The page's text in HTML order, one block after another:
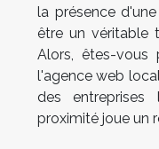
la présence
être un véritable
Alors, êtes-
l'agence web
des
proximité joue un